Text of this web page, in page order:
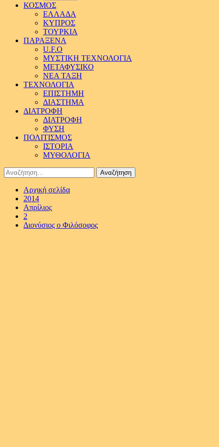
ΚΟΣΜΟΣ
ΕΛΛΑΔΑ
ΚΥΠΡΟΣ
ΤΟΥΡΚΙΑ
ΠΑΡΑΞΕΝΑ
U.F.O
ΜΥΣΤΙΚΗ ΤΕΧΝΟΛΟΓΙΑ
ΜΕΤΑΦΥΣΙΚΟ
ΝΕΑ ΤΑΞΗ
ΤΕΧΝΟΛΟΓΙΑ
ΕΠΙΣΤΗΜΗ
ΔΙΑΣΤΗΜΑ
ΔΙΑΤΡΟΦΗ
ΔΙΑΤΡΟΦΗ
ΦΥΣΗ
ΠΟΛΙΤΙΣΜΟΣ
ΙΣΤΟΡΙΑ
ΜΥΘΟΛΟΓΙΑ
Αναζήτηση
για:
Αρχική σελίδα
2014
Απρίλιος
2
Διονύσιος ο Φιλόσοφος